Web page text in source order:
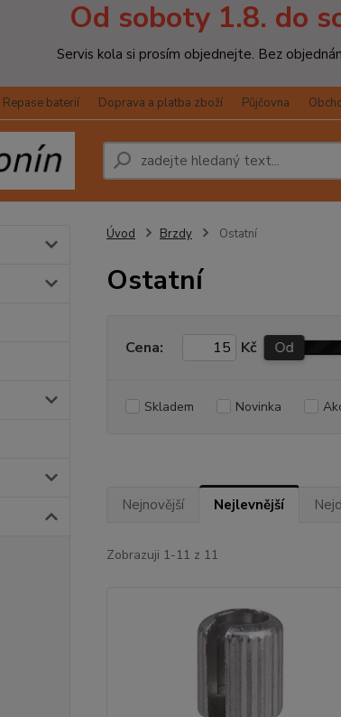
Od soboty 1.8. do
Servis kola si prosím objednejte. Bez
Repase baterií Doprava a platba zboží Půjčovna
Úvod Brzdy Ostatní
Ostatní
Cena: Kč Od
Skladem Novinka
Nejnovější Nejlevnější
Zobrazuji 1-11 z 11